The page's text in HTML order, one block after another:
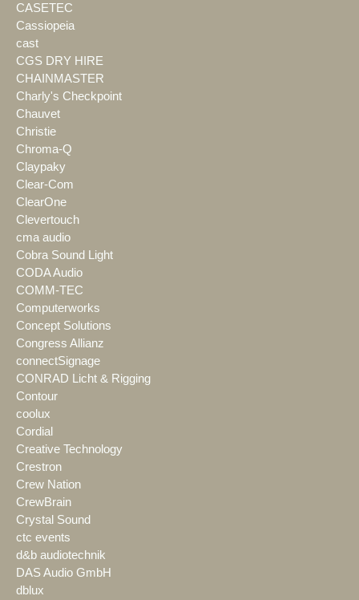
CASETEC
Cassiopeia
cast
CGS DRY HIRE
CHAINMASTER
Charly's Checkpoint
Chauvet
Christie
Chroma-Q
Claypaky
Clear-Com
ClearOne
Clevertouch
cma audio
Cobra Sound Light
CODA Audio
COMM-TEC
Computerworks
Concept Solutions
Congress Allianz
connectSignage
CONRAD Licht & Rigging
Contour
coolux
Cordial
Creative Technology
Crestron
Crew Nation
CrewBrain
Crystal Sound
ctc events
d&b audiotechnik
DAS Audio GmbH
dblux